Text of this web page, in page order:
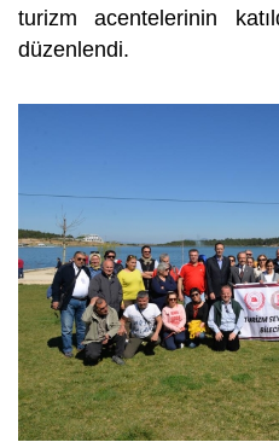
turizm acentelerinin
düzenlendi.